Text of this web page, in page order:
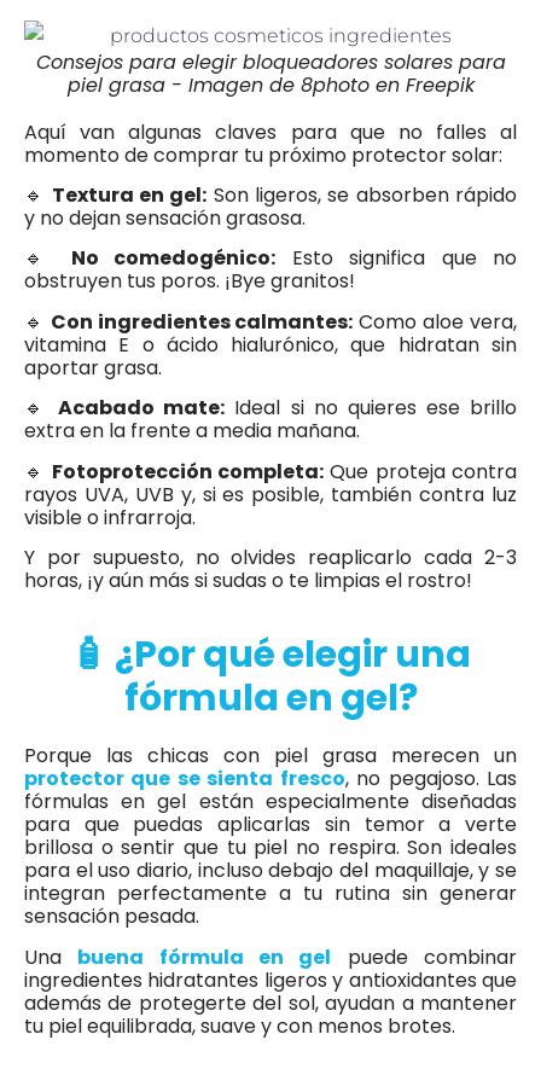
Consejos para elegir bloqueadores solares para
piel grasa - Imagen de 8photo en Freepik
Aquí van algunas claves para que no falles al
momento de comprar tu próximo protector solar:
🔹 Textura en gel: Son ligeros, se absorben rápido
y no dejan sensación grasosa.
🔹 No comedogénico: Esto significa que no
obstruyen tus poros. ¡Bye granitos!
🔹 Con ingredientes calmantes: Como aloe vera,
vitamina E o ácido hialurónico, que hidratan sin
aportar grasa.
🔹Acabado mate: Ideal si no quieres ese brillo
extra en la frente a media mañana.
🔹 Fotoprotección completa: Que proteja contra
rayos UVA, UVB y, si es posible, también contra luz
visible o infrarroja.
Y por supuesto, no olvides reaplicarlo cada 2-3
horas, ¡y aún más si sudas o te limpias el rostro!
🧴 ¿Por qué elegir una
fórmula en gel?
Porque las chicas con piel grasa merecen un
protector que se sienta fresco, no pegajoso. Las
fórmulas en gel están especialmente diseñadas
para que puedas aplicarlas sin temor a verte
brillosa o sentir que tu piel no respira. Son ideales
para el uso diario, incluso debajo del maquillaje, y se
integran perfectamente a tu rutina sin generar
sensación pesada.
Una buena fórmula en gel puede combinar
ingredientes hidratantes ligeros y antioxidantes que
además de protegerte del sol, ayudan a mantener
tu piel equilibrada, suave y con menos brotes.